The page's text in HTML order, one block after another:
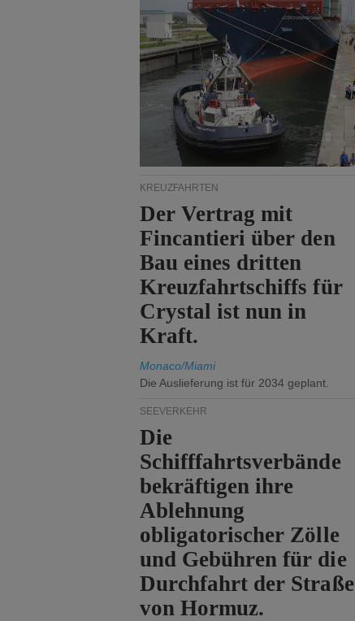
KREUZFAHRTEN
Der Vertrag mit
Fincantieri über den
Bau eines dritten
Kreuzfahrtschiffs für
Crystal ist nun in
Kraft.
Monaco/Miami
Die Auslieferung ist für 2034 geplant.
SEEVERKEHR
Die
Schifffahrtsverbände
bekräftigen ihre
Ablehnung
obligatorischer Zölle
und Gebühren für die
Durchfahrt der Straße
von Hormuz.